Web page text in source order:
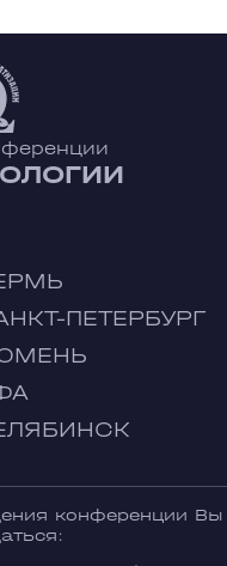
ПЕТЕРБУРГ
конференции Вы